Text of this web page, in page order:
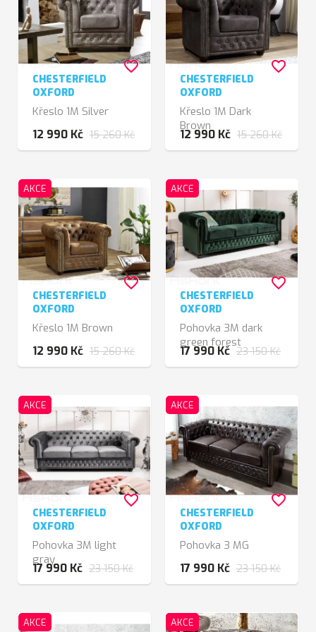
CHESTERFIELD
OXFORD
Křeslo 1M Silver
12 990 Kč 15 260 Kč
favorite_border
CHESTERFIELD
OXFORD
Křeslo 1M Dark
Brown
12 990 Kč 15 260 Kč
favorite_border
AKCE
CHESTERFIELD
OXFORD
Křeslo 1M Brown
12 990 Kč 15 260 Kč
favorite_border
AKCE
CHESTERFIELD
OXFORD
Pohovka 3M dark
green forest
17 990 Kč 23 150 Kč
favorite_border
AKCE
CHESTERFIELD
OXFORD
Pohovka 3M light
gray
17 990 Kč 23 150 Kč
favorite_border
AKCE
CHESTERFIELD
OXFORD
Pohovka 3 MG
17 990 Kč 23 150 Kč
favorite_border
AKCE AKCE